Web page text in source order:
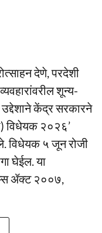
देणे, परदेशी
शून्य-
केंद्र सरकारने
विधेयक २०२६’
विधेयक ५ जून रोजी
घेईल. या
ॲक्ट २००७,